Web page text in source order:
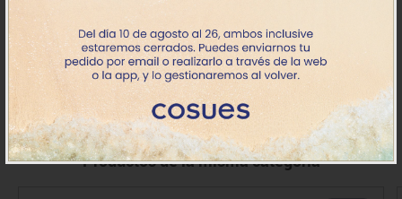
Productos de la misma categoría